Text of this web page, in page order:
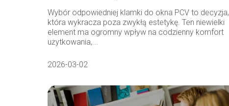
Wybór odpowiedniej klamki do okna PCV to decyzja,
która wykracza poza zwykłą estetykę. Ten niewielki
element ma ogromny wpływ na codzienny komfort
użytkowania,...
2026-03-02